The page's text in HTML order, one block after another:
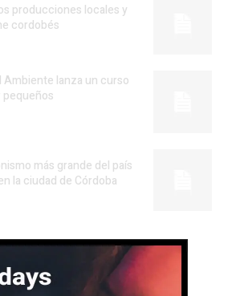
producciones locales y
cordobés
Ambiente lanza un curso
pequeños
más grande del país
la ciudad de Córdoba